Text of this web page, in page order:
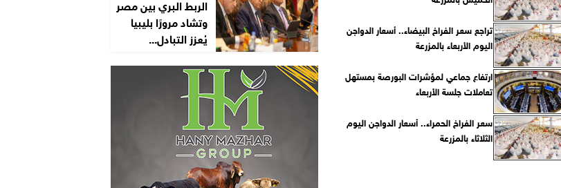
تراجع سعر الفراخ البيضاء.. أسعار الدواجن
اليوم الأربعاء بالمزرعة
ارتفاع جماعي لمؤشرات البورصة بمستهل
تعاملات جلسة الأربعاء
سعر الفراخ الحمراء.. أسعار الدواجن اليوم
الثلاثاء بالمزرعة
الربط البري بين مصر
وتشاد مرورًا بليبيا
يُعزز التبادل...